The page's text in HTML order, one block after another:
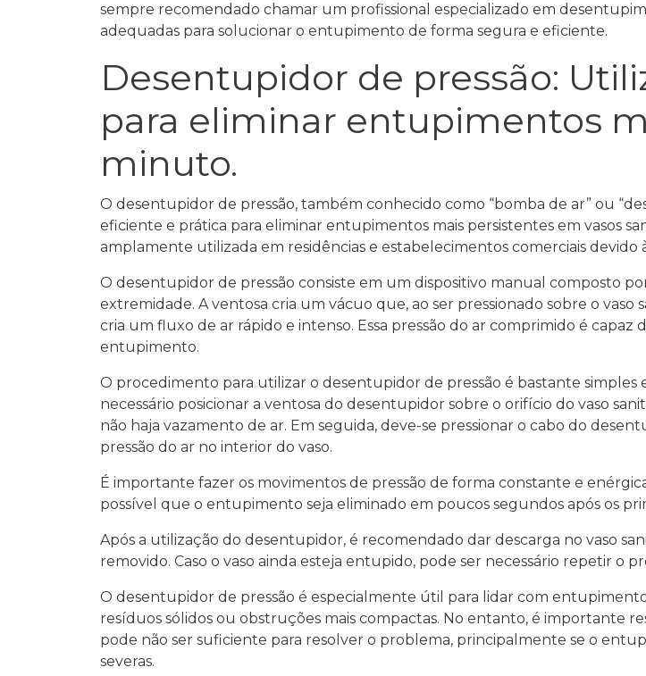
sempre recomendado chamar um profissional especializado em
adequadas para solucionar o entupimento de forma segura e eficiente.
Desentupidor de pressão:
para eliminar entupimentos
minuto.
O desentupidor de pressão, também conhecido como “bomba de ar” ou
eficiente e prática para eliminar entupimentos mais persistentes em vasos
amplamente utilizada em residências e estabelecimentos comerciais devido
O desentupidor de pressão consiste em um dispositivo manual composto
extremidade. A ventosa cria um vácuo que, ao ser pressionado sobre o
cria um fluxo de ar rápido e intenso. Essa pressão do ar comprimido é
entupimento.
O procedimento para utilizar o desentupidor de pressão é bastante
necessário posicionar a ventosa do desentupidor sobre o orifício do vaso
não haja vazamento de ar. Em seguida, deve-se pressionar o cabo do
pressão do ar no interior do vaso.
É importante fazer os movimentos de pressão de forma constante e
possível que o entupimento seja eliminado em poucos segundos após os
Após a utilização do desentupidor, é recomendado dar descarga no vaso
removido. Caso o vaso ainda esteja entupido, pode ser necessário repetir o
O desentupidor de pressão é especialmente útil para lidar com
resíduos sólidos ou obstruções mais compactas. No entanto, é importante
pode não ser suficiente para resolver o problema, principalmente se o
severas.